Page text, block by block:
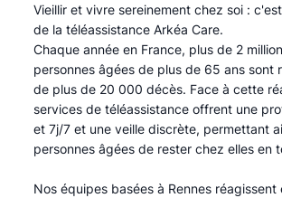
Vieillir et vivre sereinement chez soi :
de la téléassistance Arkéa Care.
Chaque année en France, plus de 2
personnes âgées de plus de 65 ans sont
de plus de 20 000 décès. Face à cette
services de téléassistance offrent une
et 7j/7 et une veille discrète, permettant
personnes âgées de rester chez elles en
Nos équipes basées à Rennes réagissent